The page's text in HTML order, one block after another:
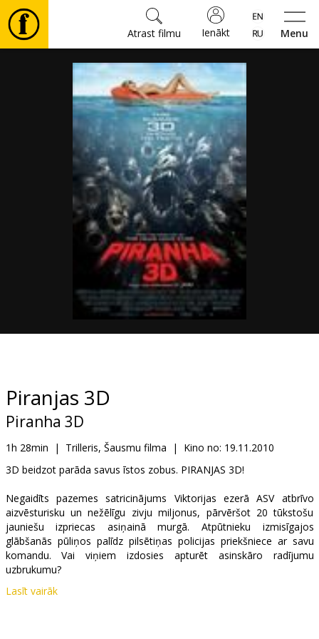
Menu
Ienākt
Atrast filmu
Biļetes
Kultūra
Pasākumi
B2B
Kino
Piranjas 3D
Piranha 3D
1h 28min | Trilleris, Šausmu filma | Kino no: 19.11.2010
3D beidzot parāda savus īstos zobus. PIRANJAS 3D!
Negaidīts pazemes satricinājums Viktorijas ezerā ASV atbrīvo
aizvēsturisku un nežēlīgu zivju miljonus, pārvēršot 20 tūkstošu
jauniešu izpriecas asiņainā murgā. Atpūtnieku izmisīgajos
glābšanās pūliņos palīdz pilsētiņas policijas priekšniece ar savu
komandu. Vai viņiem izdosies apturēt asinskāro radījumu
uzbrukumu?
Lasīt vairāk